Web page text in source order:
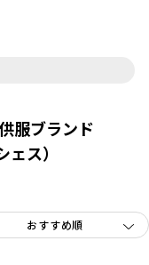
服ブランド
ス）